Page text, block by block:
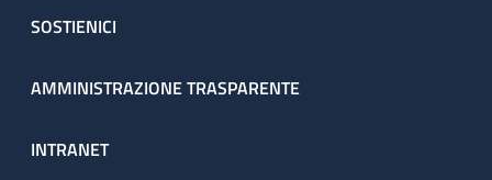
SOSTIENICI
AMMINISTRAZIONE TRASPARENTE
INTRANET